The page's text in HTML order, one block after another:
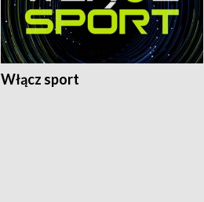
Włącz sport